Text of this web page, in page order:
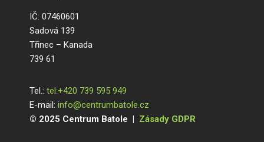
IČ: 07460601
Sadová 139
Třinec – Kanada
739 61
Tel.: tel:+420 739 595 949
E-mail: info@centrumbatole.cz
© 2025 Centrum Batole | Zásady GDPR